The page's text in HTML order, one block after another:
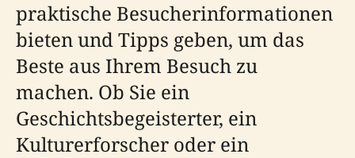
praktische Besucherinformationen
bieten und Tipps geben, um das
Beste aus Ihrem Besuch zu
machen. Ob Sie ein
Geschichtsbegeisterter, ein
Kulturerforscher oder ein